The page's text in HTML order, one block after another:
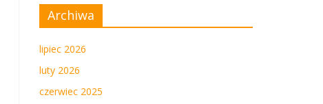
Archiwa
lipiec 2026
luty 2026
czerwiec 2025